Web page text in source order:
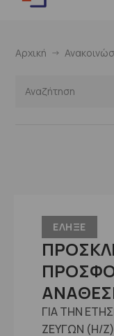
Αρχική
ΕΛΗΞΕ
ΓΙΑ ΤΗΝ
ΖΕΥΓΩΝ (Η/